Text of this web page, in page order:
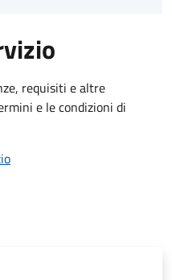
requisiti e altre
e le condizioni di